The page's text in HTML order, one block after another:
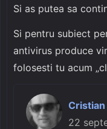
Si as putea sa
Si pentru subiect
antivirus produce
folosesti tu acum
Cristian
22